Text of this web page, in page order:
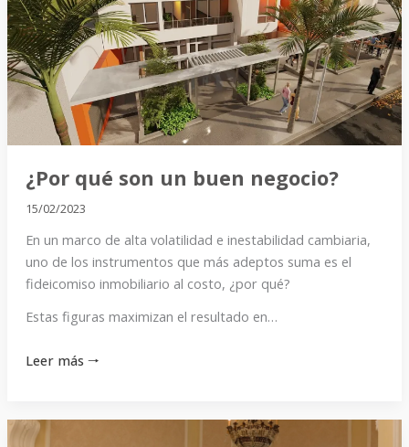
¿Por qué son un buen negocio?
15/02/2023
En un marco de alta volatilidad e inestabilidad cambiaria,
uno de los instrumentos que más adeptos suma es el
fideicomiso inmobiliario al costo, ¿por qué?
Estas figuras maximizan el resultado en…
un
buen
negocio?
Leer más 🠒
La